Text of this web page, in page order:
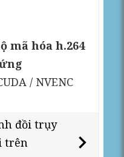
mã hóa h.264
/ NVENC
đồi trụy
trên